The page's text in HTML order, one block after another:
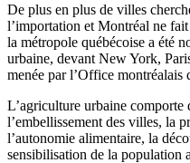
De plus en plus de villes
l’importation et Montréal ne
la métropole québécoise a été
urbaine, devant New York,
menée par l’Office montréalais
L’agriculture urbaine comporte
l’embellissement des villes, la
l’autonomie alimentaire, la
sensibilisation de la population